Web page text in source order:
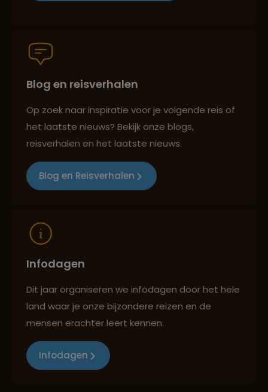
Persoonlijk en deskundig reisadvies
Best beoordeelde reisroutes
Blog en reisverhalen
Op zoek naar inspiratie voor je volgende reis of
het laatste nieuws? Bekijk onze blogs,
reisverhalen en het laatste nieuws.
Blog en Reisverhalen
Infodagen
Dit jaar organiseren we infodagen door het hele
land waar je onze bijzondere reizen en de
mensen erachter leert kennen.
Infodagen